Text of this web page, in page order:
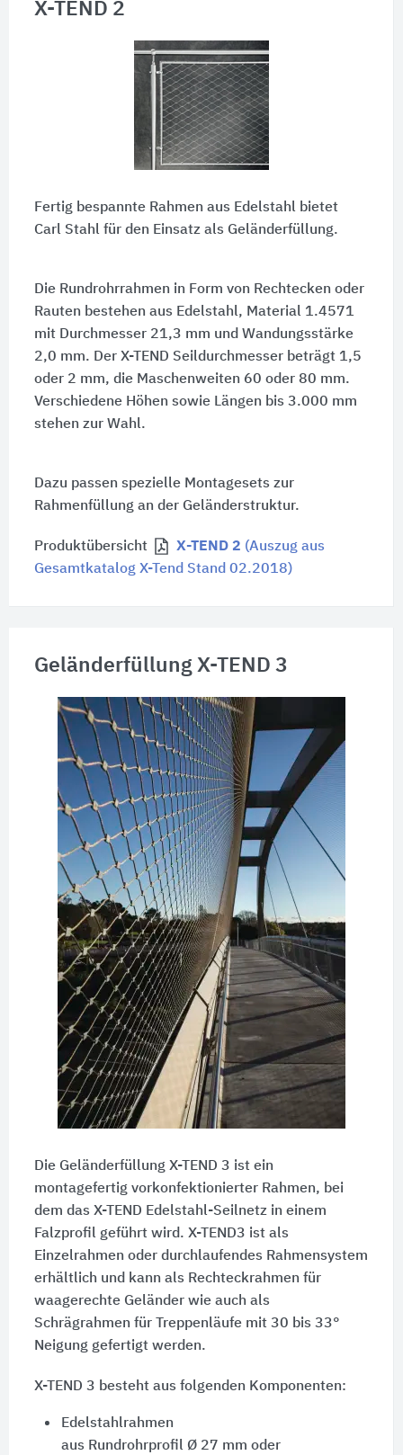
X-TEND 2
Fertig bespannte Rahmen aus Edelstahl bietet
Carl Stahl für den Einsatz als Geländerfüllung.
Die Rundrohrrahmen in Form von Rechtecken oder
Rauten bestehen aus Edelstahl, Material 1.4571
mit Durchmesser 21,3 mm und Wandungsstärke
2,0 mm. Der X-TEND Seildurchmesser beträgt 1,5
oder 2 mm, die Maschenweiten 60 oder 80 mm.
Verschiedene Höhen sowie Längen bis 3.000 mm
stehen zur Wahl.
Dazu passen spezielle Montagesets zur
Rahmenfüllung an der Geländerstruktur.
Produktübersicht X-TEND 2 (Auszug aus
Gesamtkatalog X-Tend Stand 02.2018)
Geländerfüllung X-TEND 3
Die Geländerfüllung X-TEND 3 ist ein
montagefertig vorkonfektionierter Rahmen, bei
dem das X-TEND Edelstahl-Seilnetz in einem
Falzprofil geführt wird. X-TEND3 ist als
Einzelrahmen oder durchlaufendes Rahmensystem
erhältlich und kann als Rechteckrahmen für
waagerechte Geländer wie auch als
Schrägrahmen für Treppenläufe mit 30 bis 33°
Neigung gefertigt werden.
X-TEND 3 besteht aus folgenden Komponenten:
Edelstahlrahmen
aus Rundrohrprofil Ø 27 mm oder